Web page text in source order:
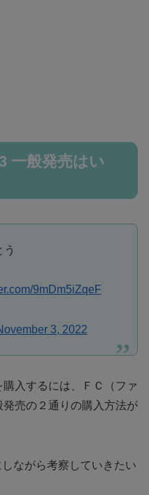
一般発売はい
9mDm5iZqeF
3, 2022
入するには、ＦＣ（ファ
売の２通りの購入方法が
ながら考察していきたい